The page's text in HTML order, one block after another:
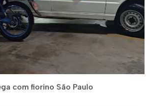
com fiorino São Paulo